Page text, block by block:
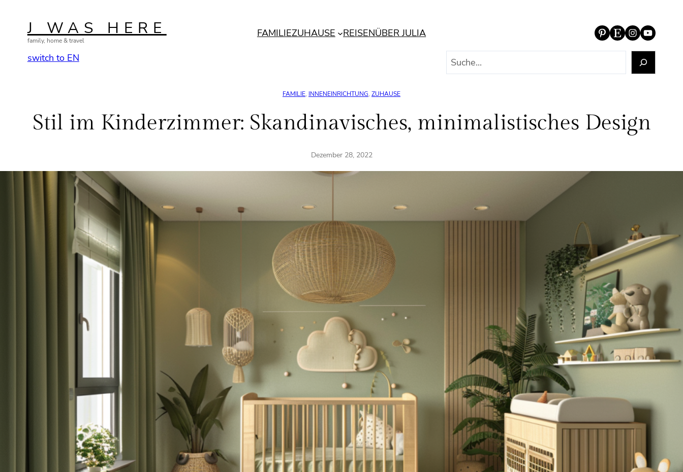
springenJ WAS HERE
family, home & travel
FAMILIEZUHAUSE REISENÜBER JULIA Pinterest Etsy Instagram YouTube
switch to EN
n
FAMILIE, INNENEINRICHTUNG, ZUHAUSE
Stil im Kinderzimmer: Skandinavisches, minimalistisches Design
Dezember 28, 2022